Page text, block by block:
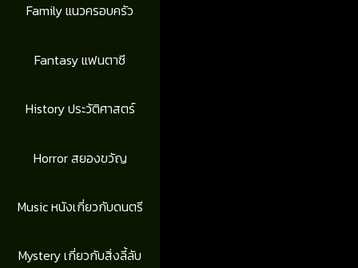
Family แนวครอบครัว
Fantasy แฟนตาซี
History ประวัติศาสตร์
Horror สยองขวัญ
Music หนังเกี่ยวกับดนตรี
Mystery เกี่ยวกับสิ่งลี้ลับ